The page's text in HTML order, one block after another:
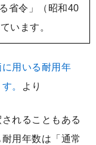
省令」（昭和40
います。
に用いる耐用年
。
より
れることもある
用年数は「通常